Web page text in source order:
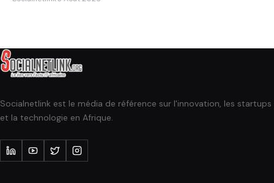
Socialnetlink est le média de référence sur l'innovation, les startups
et la technologie en Afrique.